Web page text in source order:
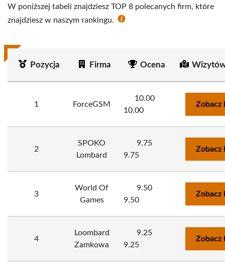
W poniższej tabeli znajdziesz TOP 8 polecanych firm, które
znajdziesz w naszym rankingu.
Pozycja Firma Ocena
1 ForceGSM
10.00
10.00
Zobacz
2
SPOKO
Lombard
9.75
9.75
Zobacz
3
World Of
Games
9.50
9.50
Zobacz
4
Loombard
Zamkowa
9.25
9.25
Zobacz